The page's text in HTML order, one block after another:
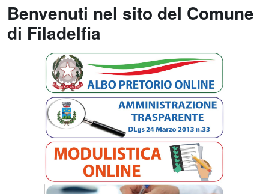
Benvenuti nel sito del Comune
di Filadelfia